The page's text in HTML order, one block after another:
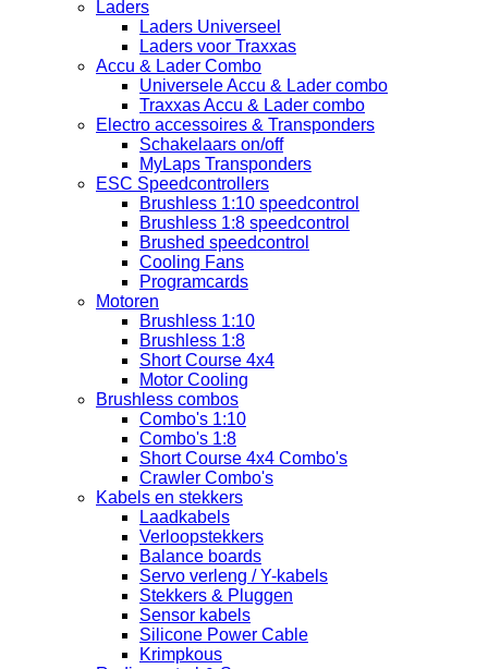
Laders
Laders Universeel
Laders voor Traxxas
Accu & Lader Combo
Universele Accu & Lader combo
Traxxas Accu & Lader combo
Electro accessoires & Transponders
Schakelaars on/off
MyLaps Transponders
ESC Speedcontrollers
Brushless 1:10 speedcontrol
Brushless 1:8 speedcontrol
Brushed speedcontrol
Cooling Fans
Programcards
Motoren
Brushless 1:10
Brushless 1:8
Short Course 4x4
Motor Cooling
Brushless combos
Combo's 1:10
Combo's 1:8
Short Course 4x4 Combo's
Crawler Combo's
Kabels en stekkers
Laadkabels
Verloopstekkers
Balance boards
Servo verleng / Y-kabels
Stekkers & Pluggen
Sensor kabels
Silicone Power Cable
Krimpkous